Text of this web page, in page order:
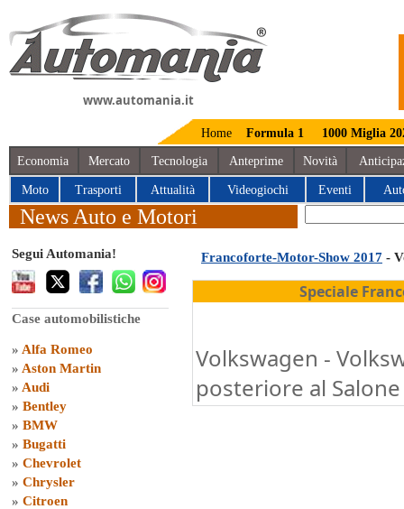
www.automania.it
Home Formula 1 1000 Miglia
Economia Mercato Tecnologia Anteprime Novità
Moto Trasporti Attualità Videogiochi Eventi
News Auto e Motori
Segui Automania!
Case automobilistiche
» Alfa Romeo
» Aston Martin
» Audi
» Bentley
» BMW
» Bugatti
» Chevrolet
» Chrysler
» Citroen
Francoforte-Motor-Show 2017 -
Speciale
Volkswagen -
posteriore al